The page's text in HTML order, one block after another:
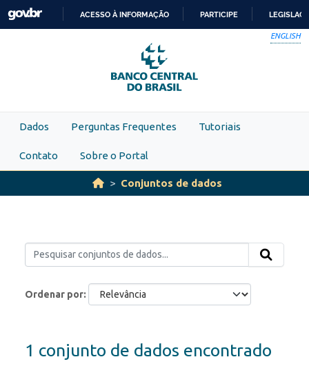
Skip to main content
PARA
O
CONTEÚDO
ACESSO À INFORMAÇÃO PARTICIPE
ENGLISH
Dados Perguntas Frequentes Tutoriais
Contato Sobre o Portal
Conjuntos de dados
Ordenar por
1 conjunto de dados encontrado